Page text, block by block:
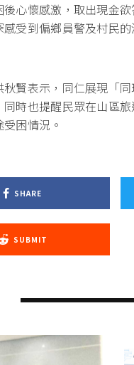
心懷感激，取出現金
受到偏鄉員警及村民的
秋賢表示，同仁展現「
時也提醒民眾在山區
困情況。
SHARE
SUBMIT